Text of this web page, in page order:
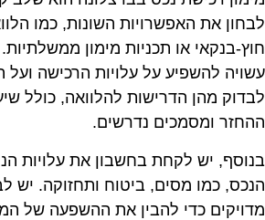
את האפשרויות השונות, כמו
בנקאי או תכניות מימון
להשפיע על עלויות הרכישה ועל
מהן הדרישות להלוואה, כולל
ומסמכים נדרשים.
יש לקחת בחשבון את עלויות
כמו מסים, ביטוח ותחזוקה. יש
כדי להבין את ההשפעה של